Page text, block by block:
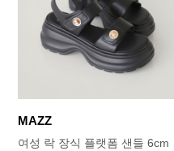
MAZZ
여성 락 장식 플랫폼 샌들 6cm